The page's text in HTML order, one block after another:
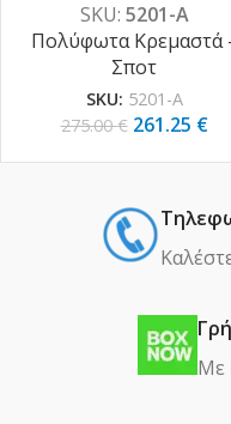
D:50cm (5201-Α)
SKU: 5201-Α
Πολύφωτα Κρεμαστά
Σποτ
SKU: 5201-Α
275.00€ 261.25 €
Με